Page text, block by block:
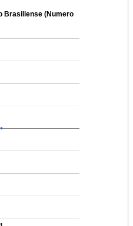
Brasiliense (Numero